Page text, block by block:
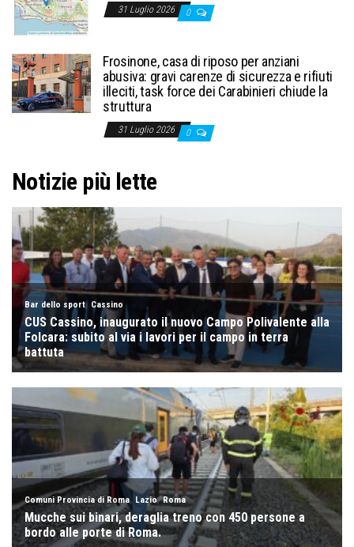
31 Luglio 2026 0
Frosinone, casa di riposo per anziani
abusiva: gravi carenze di sicurezza e rifiuti
illeciti, task force dei Carabinieri chiude la
struttura
31 Luglio 2026 0
Notizie più lette